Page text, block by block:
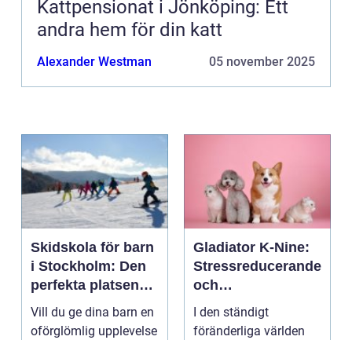
Kattpensionat i Jönköping: Ett
andra hem för din katt
Alexander Westman 05 november 2025
Skidskola för barn
i Stockholm: Den
perfekta platsen
för små blivande
skidåkare
Vill du ge dina barn en
oförglömlig upplevelse
Gladiator K-Nine:
Stressreducerande
och
ångestdämpande
hundhalsband
I den ständigt
föränderliga världen